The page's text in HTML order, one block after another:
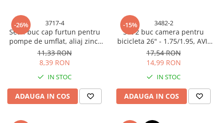
-26% 3717-4
Set 4 buc cap furtun pentru
pompe de umflat, aliaj zinc,
AVI-3717
11,33 RON
8,39 RON
IN STOC
ADAUGA IN COS
-15% 3482-2
Set 2 buc camera pentru
bicicleta 26" - 1.75/1.95, AVI-
3482
17,54 RON
14,99 RON
IN STOC
ADAUGA IN COS